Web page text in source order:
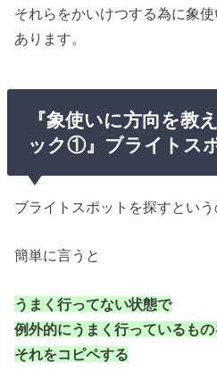
それらをかいけつする為に象
あります。
『象使いに方向を教
ック①』ブライトス
ブライトスポットを探すという
簡単に言うと
うまく行ってない状態で
例外的にうまく行っているも
それをコピペする